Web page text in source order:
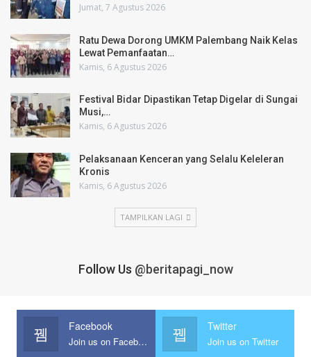
Jumat, 7 Agustus 2026
Ratu Dewa Dorong UMKM Palembang Naik Kelas
Lewat Pemanfaatan…
Kamis, 6 Agustus 2026
Festival Bidar Dipastikan Tetap Digelar di Sungai
Musi,…
Kamis, 6 Agustus 2026
Pelaksanaan Kenceran yang Selalu Keleleran
Kronis
Kamis, 6 Agustus 2026
TAMPILKAN LAGI
Follow Us @beritapagi_now
Facebook
Join us on Facebook
Twitter
Join us on Twitter